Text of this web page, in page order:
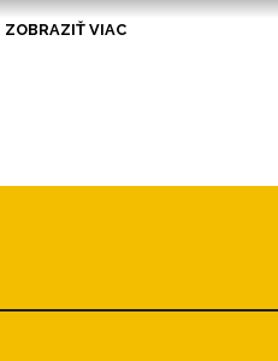
ZOBRAZIŤ VIAC